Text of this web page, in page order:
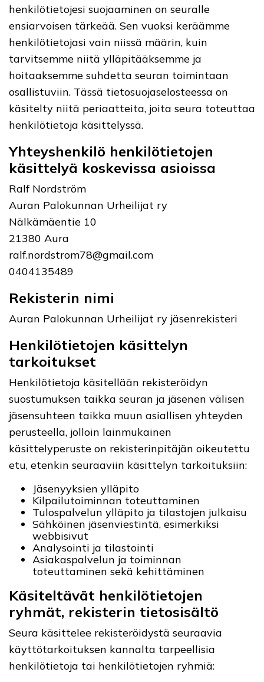
henkilötietojesi suojaaminen on seuralle
ensiarvoisen tärkeää. Sen vuoksi keräämme
henkilötietojasi vain niissä määrin, kuin
tarvitsemme niitä ylläpitääksemme ja
hoitaaksemme suhdetta seuran toimintaan
osallistuviin. Tässä tietosuojaselosteessa on
käsitelty niitä periaatteita, joita seura toteuttaa
henkilötietoja käsittelyssä.
Yhteyshenkilö henkilötietojen
käsittelyä koskevissa asioissa
Ralf Nordström
Auran Palokunnan Urheilijat ry
Nälkämäentie 10
21380 Aura
ralf.nordstrom78@gmail.com
0404135489
Rekisterin nimi
Auran Palokunnan Urheilijat ry jäsenrekisteri
Henkilötietojen käsittelyn
tarkoitukset
Henkilötietoja käsitellään rekisteröidyn
suostumuksen taikka seuran ja jäsenen välisen
jäsensuhteen taikka muun asiallisen yhteyden
perusteella, jolloin lainmukainen
käsittelyperuste on rekisterinpitäjän oikeutettu
etu, etenkin seuraaviin käsittelyn tarkoituksiin:
Jäsenyyksien ylläpito
Kilpailutoiminnan toteuttaminen
Tulospalvelun ylläpito ja tilastojen julkaisu
Sähköinen jäsenviestintä, esimerkiksi
webbisivut
Analysointi ja tilastointi
Asiakaspalvelun ja toiminnan
toteuttaminen sekä kehittäminen
Käsiteltävät henkilötietojen
ryhmät, rekisterin tietosisältö
Seura käsittelee rekisteröidystä seuraavia
käyttötarkoituksen kannalta tarpeellisia
henkilötietoja tai henkilötietojen ryhmiä: